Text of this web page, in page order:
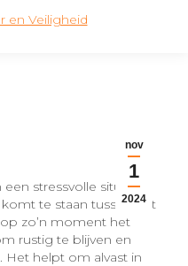
nov
1
2024
stressvolle situatie
komt te staan tussen het
zo’n moment het
rustig te blijven en
Het helpt om alvast in